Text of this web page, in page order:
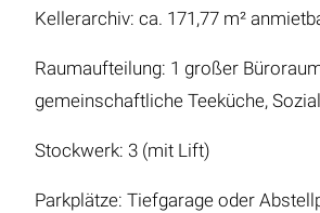
Kellerarchiv: ca. 171,77 m²
Raumaufteilung: 1 großer
gemeinschaftliche Teeküche,
Stockwerk: 3 (mit Lift)
Parkplätze: Tiefgarage oder